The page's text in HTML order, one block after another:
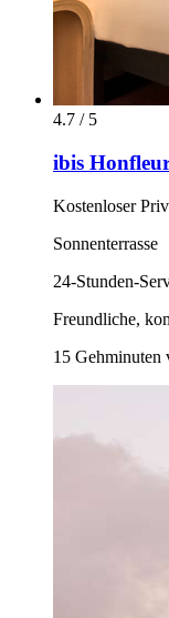
4.7 / 5
ibis
Kostenloser
Sonnenterrasse
24-Stunden-
Freundliche,
15 Gehminuten